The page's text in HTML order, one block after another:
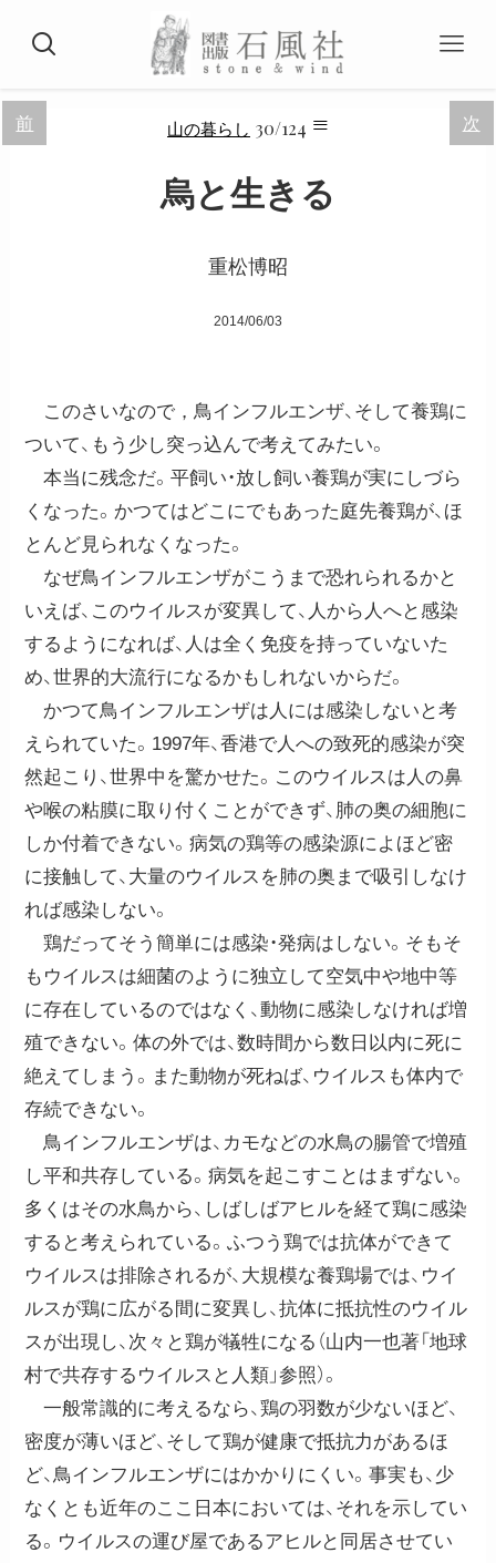
前 次
山の暮らし 30/124 ≡
烏と生きる
重松博昭
2014/06/03
このさいなので，鳥インフルエンザ、そして養鶏に
ついて、もう少し突っ込んで考えてみたい。
本当に残念だ。平飼い・放し飼い養鶏が実にしづら
くなった。かつてはどこにでもあった庭先養鶏が、ほ
とんど見られなくなった。
なぜ鳥インフルエンザがこうまで恐れられるかと
いえば、このウイルスが変異して、人から人へと感染
するようになれば、人は全く免疫を持っていないた
め、世界的大流行になるかもしれないからだ。
かつて鳥インフルエンザは人には感染しないと考
えられていた。1997年、香港で人への致死的感染が突
然起こり、世界中を驚かせた。このウイルスは人の鼻
や喉の粘膜に取り付くことができず、肺の奥の細胞に
しか付着できない。病気の鶏等の感染源によほど密
に接触して、大量のウイルスを肺の奥まで吸引しなけ
れば感染しない。
鶏だってそう簡単には感染・発病はしない。そもそ
もウイルスは細菌のように独立して空気中や地中等
に存在しているのではなく、動物に感染しなければ増
殖できない。体の外では、数時間から数日以内に死に
絶えてしまう。また動物が死ねば、ウイルスも体内で
存続できない。
鳥インフルエンザは、カモなどの水鳥の腸管で増殖
し平和共存している。病気を起こすことはまずない。
多くはその水鳥から、しばしばアヒルを経て鶏に感染
すると考えられている。ふつう鶏では抗体ができて
ウイルスは排除されるが、大規模な養鶏場では、ウイ
ルスが鶏に広がる間に変異し、抗体に抵抗性のウイル
スが出現し、次々と鶏が犠牲になる（山内一也著「地球
村で共存するウイルスと人類」参照）。
一般常識的に考えるなら、鶏の羽数が少ないほど、
密度が薄いほど、そして鶏が健康で抵抗力があるほ
ど、鳥インフルエンザにはかかりにくい。事実も、少
なくとも近年のここ日本においては、それを示してい
る。ウイルスの運び屋であるアヒルと同居させてい